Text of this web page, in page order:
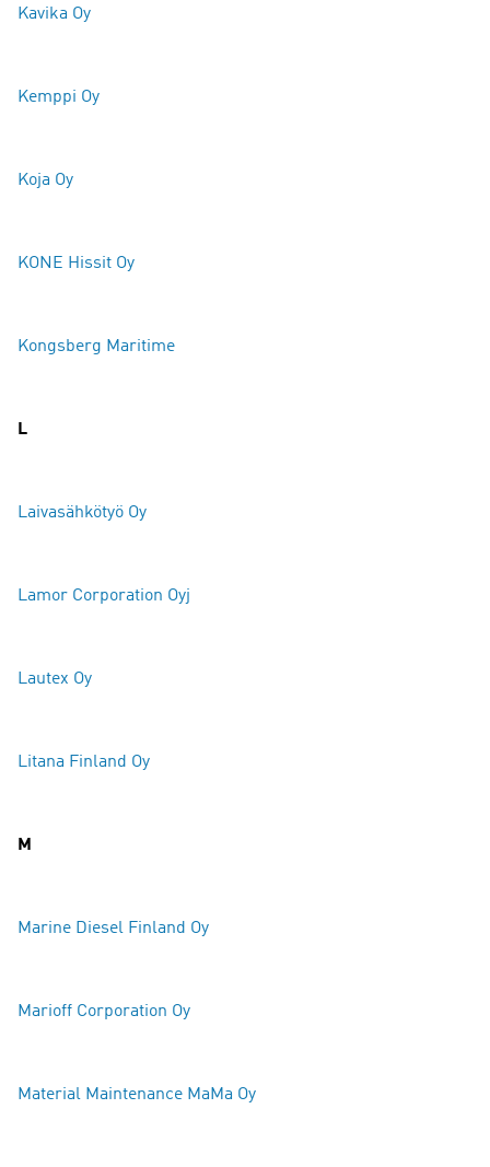
Kavika Oy
Kemppi Oy
Koja Oy
KONE Hissit Oy
Kongsberg Maritime
L
Laivasähkötyö Oy
Lamor Corporation Oyj
Lautex Oy
Litana Finland Oy
M
Marine Diesel Finland Oy
Marioff Corporation Oy
Material Maintenance MaMa Oy